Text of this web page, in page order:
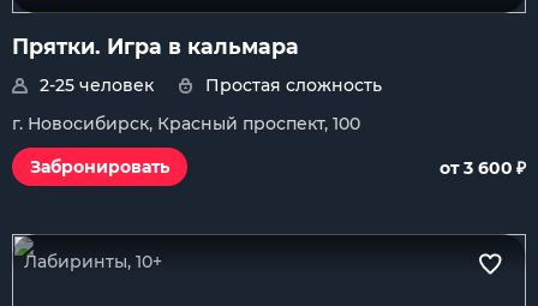
Прятки. Игра в кальмара
2-25 человек
Простая сложность
г. Новосибирск, Красный проспект, 100
Забронировать
от 3 600 ₽
Лабиринты, 10+